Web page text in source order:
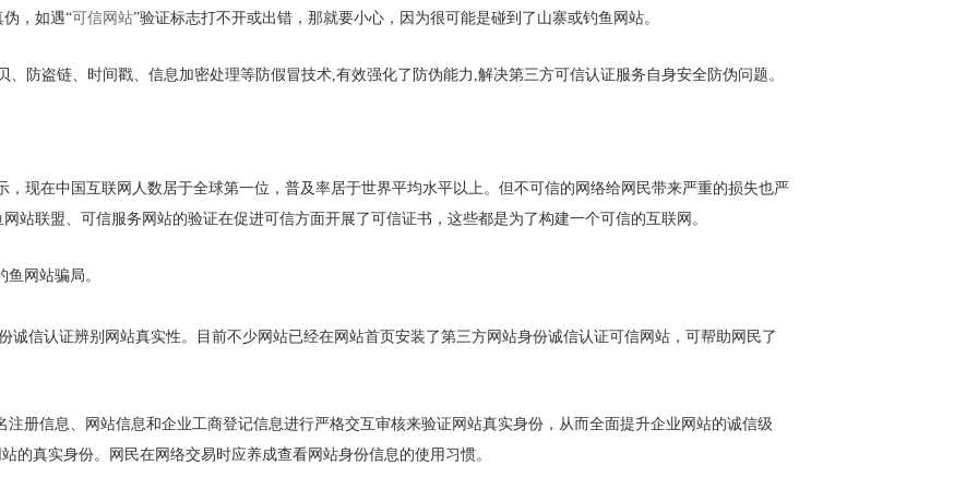
，如遇“可信网站”验证标志打不开或出错，那就要小心，因为很可能是碰到了山寨或钓鱼网站。
、防盗链、时间戳、信息加密处理等防假冒技术,有效强化了防伪能力 ,解决第三方可信认证服务自身安全防伪问题。
，现在中国互联网人数居于全球第一位，普及率居于世界平均水平以上。但不可信的网络给网民带来严重的损失也严
站联盟、可信服务网站的验证在促进可信方面开展了可信证书，这些都是为了构建一个可信的互联网。
网站骗局。
诚信认证辨别网站真实性。目前不少网站已经在网站首页安装了第三方网站身份诚信认证可信网站，可帮助网民了
册信息、网站信息和企业工商登记信息进行严格交互审核来验证网站真实身份，从而全面提升企业网站的诚信级
的真实身份。网民在网络交易时应养成查看网站身份信息的使用习惯。